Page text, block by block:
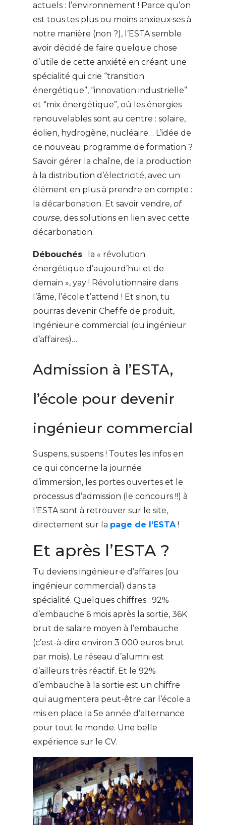
actuels : l’environnement ! Parce qu’on
est tous·tes plus ou moins anxieux·ses à
notre manière (non ?), l’ESTA semble
avoir décidé de faire quelque chose
d’utile de cette anxiété en créant une
spécialité qui crie “transition
énergétique”, “innovation industrielle”
et “mix énergétique”, où les énergies
renouvelables sont au centre : solaire,
éolien, hydrogène, nucléaire… L’idée de
ce nouveau programme de formation ?
Savoir gérer la chaîne, de la production
à la distribution d’électricité, avec un
élément en plus à prendre en compte :
la décarbonation. Et savoir vendre, of
course, des solutions en lien avec cette
décarbonation.
Débouchés: la « révolution
énergétique d’aujourd’hui et de
demain », yay ! Révolutionnaire dans
l’âme, l’école t’attend ! Et sinon, tu
pourras devenir Chef·fe de produit,
Ingénieur·e commercial (ou ingénieur
d’affaires)…
Admission à l’ESTA,
l’école pour devenir
ingénieur commercial
Suspens, suspens ! Toutes les infos en
ce qui concerne la journée
d’immersion, les portes ouvertes et le
processus d’admission (le concours !!) à
l’ESTA sont à retrouver sur le site,
directement sur la page de l’ESTA!
Et après l’ESTA ?
Tu deviens ingénieur·e d’affaires (ou
ingénieur commercial) dans ta
spécialité. Quelques chiffres : 92%
d’embauche 6 mois après la sortie, 36K
brut de salaire moyen à l’embauche
(c’est-à-dire environ 3 000 euros brut
par mois). Le réseau d’alumni est
d’ailleurs très réactif. Et le 92%
d’embauche à la sortie est un chiffre
qui augmentera peut-être car l’école a
mis en place la 5e année d’alternance
pour tout le monde. Une belle
expérience sur le CV.